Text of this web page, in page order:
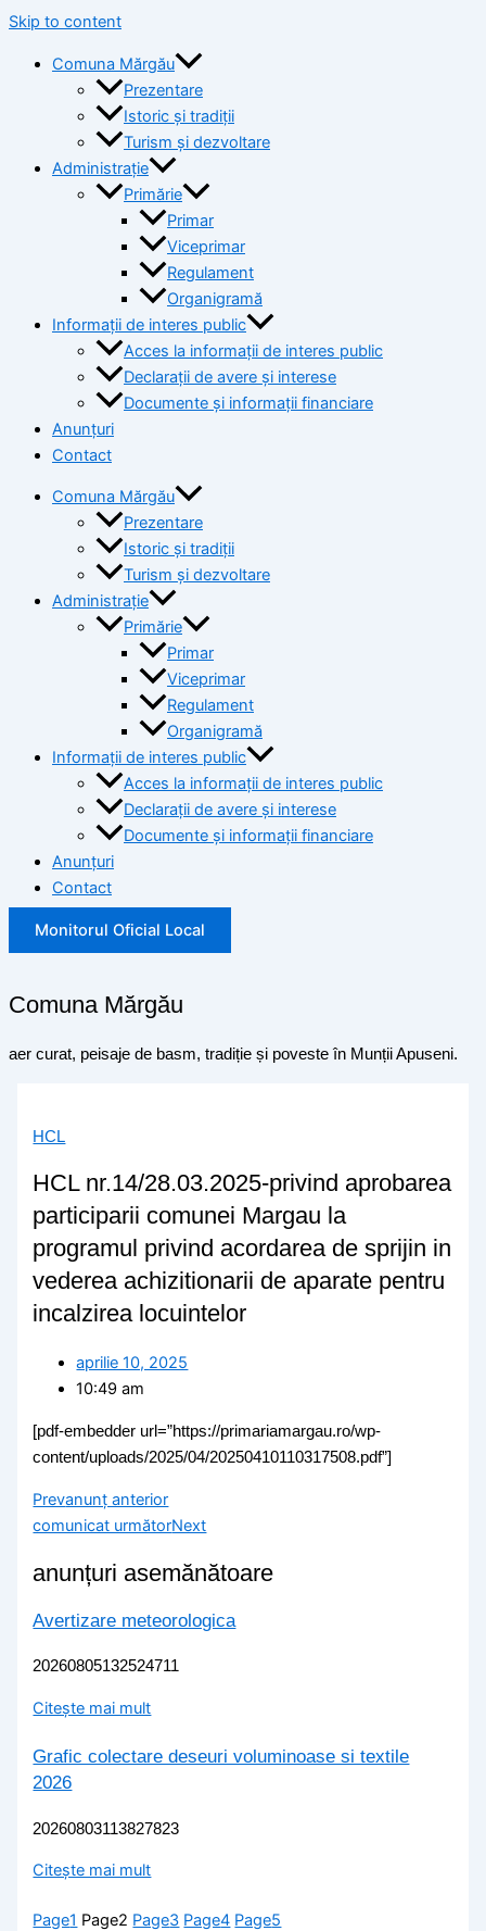
Skip to content
Comuna Mărgău
Prezentare
Istoric și tradiții
Turism și dezvoltare
Administrație
Primărie
Primar
Viceprimar
Regulament
Organigramă
Informații de interes public
Acces la informații de interes public
Declarații de avere și interese
Documente și informații financiare
Anunțuri
Contact
Comuna Mărgău
Prezentare
Istoric și tradiții
Turism și dezvoltare
Administrație
Primărie
Primar
Viceprimar
Regulament
Organigramă
Informații de interes public
Acces la informații de interes public
Declarații de avere și interese
Documente și informații financiare
Anunțuri
Contact
Monitorul Oficial Local
Comuna Mărgău
aer curat, peisaje de basm, tradiție și poveste în Munții Apuseni.
HCL
HCL nr.14/28.03.2025-privind aprobarea
participarii comunei Margau la
programul privind acordarea de sprijin in
vederea achizitionarii de aparate pentru
incalzirea locuintelor
aprilie 10, 2025
10:49 am
[pdf-embedder url=”https://primariamargau.ro/wp-
content/uploads/2025/04/20250410110317508.pdf”]
Prevanunț anterior
comunicat următorNext
anunțuri asemănătoare
Avertizare meteorologica
20260805132524711
Citește mai mult
Grafic colectare deseuri voluminoase si textile
2026
20260803113827823
Citește mai mult
Page1 Page2 Page3 Page4 Page5